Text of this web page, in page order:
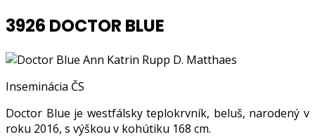
3926 DOCTOR BLUE
Inseminácia ČS
Doctor Blue je westfálsky teplokrvník, beluš, narodený v
roku 2016, s výškou v kohútiku 168 cm.